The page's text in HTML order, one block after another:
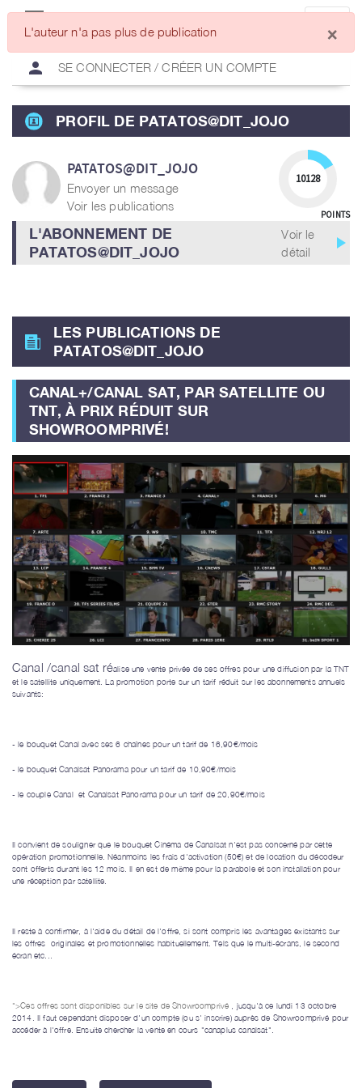
person SE CONNECTER / CRÉER UN COMPTE
PROFIL DE PATATOS@DIT_JOJO
PATATOS@DIT_JOJO
Envoyer un message
Voir les publications
10128
POINTS
L'ABONNEMENT DE
PATATOS@DIT_JOJO
Voir le
détail
play_arrow
LES PUBLICATIONS DE
PATATOS@DIT_JOJO
CANAL+/CANAL SAT, PAR SATELLITE OU
TNT, À PRIX RÉDUIT SUR
SHOWROOMPRIVÉ!
Canal /canal sat réalise une vente privée de ses offres pour une diffusion par la TNT
et le satellite uniquement. La promotion porte sur un tarif réduit sur les abonnements annuels
suivants:
- le bouquet Canal avec ses 6 chaînes pour un tarif de 16,90€/mois
- le bouquet Canalsat Panorama pour un tarif de 10,90€/mois
- le couple Canal et Canalsat Panorama pour un tarif de 20,90€/mois
Il convient de souligner que le bouquet Cinéma de Canalsat n'est pas concerné par cette
opération promotionnelle. Néanmoins les frais d'activation (50€) et de location du décodeur
sont offerts durant les 12 mois. Il en est de même pour la parabole et son installation pour
une réception par satellite.
Il reste à confirmer, à l'aide du détail de l'offre, si sont compris les avantages existants sur
les offres originales et promotionnelles habituellement. Tels que le multi-écrans, le second
écran etc...
">Ces offres sont disponibles sur le site de Showroomprivé , jusqu'à ce lundi 13 octobre
2014. Il faut cependant disposer d'un compte (ou s' inscrire) auprès de Showroomprivé pour
accéder à l'offre. Ensuite chercher la vente en cours "canaplus canalsat".
L'auteur n'a pas plus de publication ×